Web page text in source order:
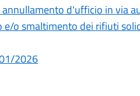
d'ufficio in via
o smaltimento dei rifiuti
2026